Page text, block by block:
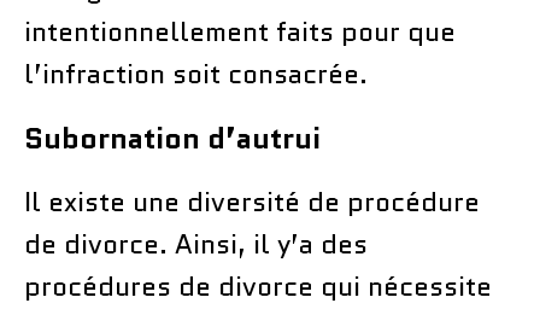
intentionnellement faits pour que
l’infraction soit consacrée.
Subornation d’autrui
Il existe une diversité de procédure
de divorce. Ainsi, il y’a des
procédures de divorce qui nécessite